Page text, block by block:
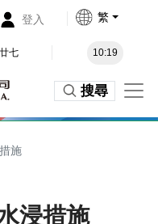
登入 繁
七 10:19
搜尋
施
浸措施